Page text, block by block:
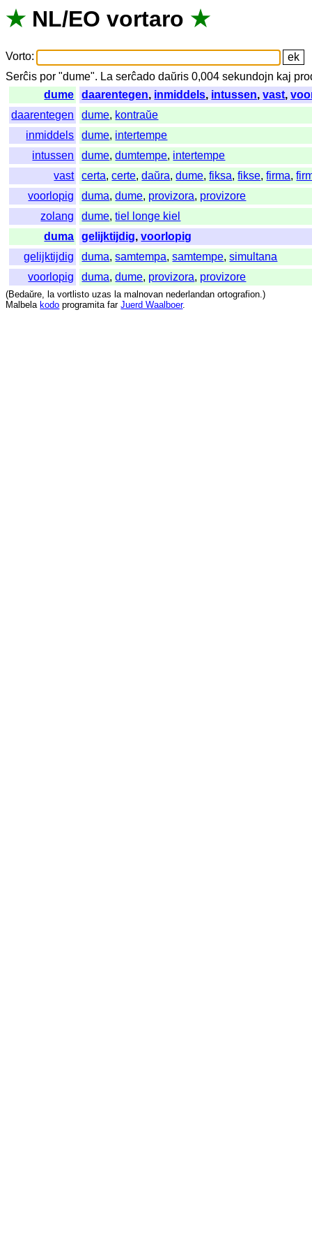
★ NL/EO vortaro ★
Vorto:
Serĉis por "dume". La serĉado daŭris 0,004sekundojn kaj
dume
daarentegen, inmiddels, intussen,vast,
daarentegen
dume, kontraŭe
inmiddels
dume, intertempe
intussen
dume,dumtempe, intertempe
vast
certa,certe,daŭra,dume,fiksa,fikse,firma,
voorlopig
duma,dume, provizora, provizore
zolang
dume,tiel longe kiel
duma
gelijktijdig,voorlopig
gelijktijdig
duma,samtempa,samtempe,simultana
voorlopig
duma,dume, provizora, provizore
(Bedaŭre, la vortlisto uzas la malnovan nederlandan ortografion.)
Malbela kodo programita far Juerd Waalboer.